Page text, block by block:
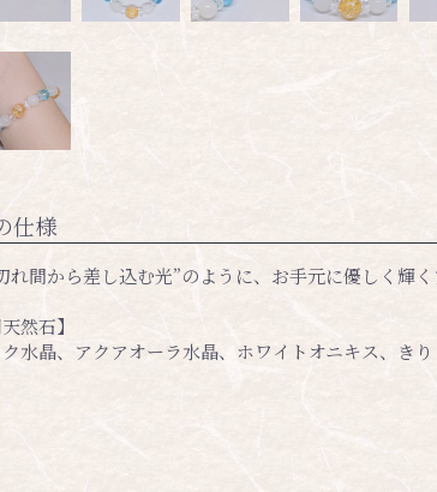
仕様
れ間から差し込む光”のように、お手元に優しく輝く
然石】
水晶、アクアオーラ水晶、ホワイトオニキス、きり